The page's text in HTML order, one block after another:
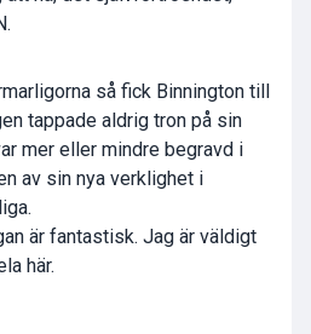
så fick Binnington till
tappade aldrig tron på sin
mer eller mindre begravd i
av sin nya verklighet i
är fantastisk. Jag är väldigt
här.